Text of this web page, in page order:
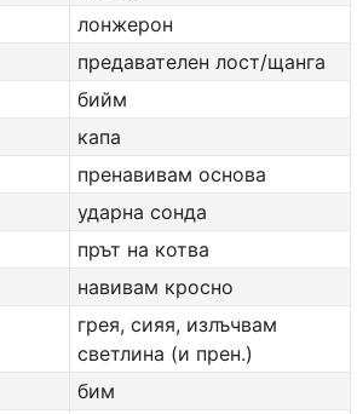
лонжерон
предавателен лост/щанга
бийм
капа
пренавивам основа
ударна сонда
прът на котва
навивам кросно
грея, сияя, излъчвам
светлина (и прен.)
бим